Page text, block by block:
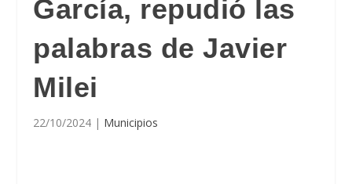
García, repudió las
palabras de Javier
Milei
22/10/2024 | Municipios